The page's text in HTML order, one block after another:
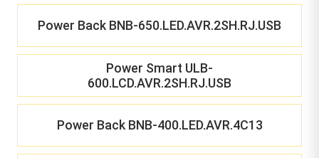
Power Back BNB-650.LED.AVR.2SH.RJ.USB
Power Smart ULB-
600.LCD.AVR.2SH.RJ.USB
Power Back BNB-400.LED.AVR.4C13